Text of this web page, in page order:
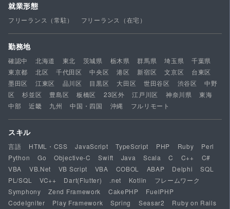
就業形態
フリーランス（常駐） フリーランス（在宅）
勤務地
確認中 北海道 東北 茨城県 栃木県 群馬県 埼玉県
千葉県
東京都
北区 千代田区 中央区 港区 新宿区 文京区
台東区
墨田区
江東区 品川区 目黒区 大田区 世田谷区 渋谷区
中野
区
杉並区 豊島区 板橋区 23区外 江戸川区 神奈川県
東海
中部
近畿 九州 中国・四国 沖縄 フルリモート
スキル
言語 HTML・CSS JavaScript TypeScript PHP Ruby
Perl
Python
Go Objective-C Swift Java Scala C C++
C#
VBA
VB.Net VB Script VBA COBOL ABAP Delphi
SQL
PL/SQL
VC++ Dart(Flutter) .net Kotlin
フレームワーク
Symphony
Zend Framework CakePHP
FuelPHP
CodeIgniter
Play Framework Spring Seasar2
Ruby on Rails